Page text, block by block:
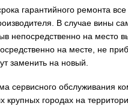
гарантийного ремонта
В случае вины
непосредственно на место
на месте, не
заменить на новый.
сервисного обслуживания
крупных городах на